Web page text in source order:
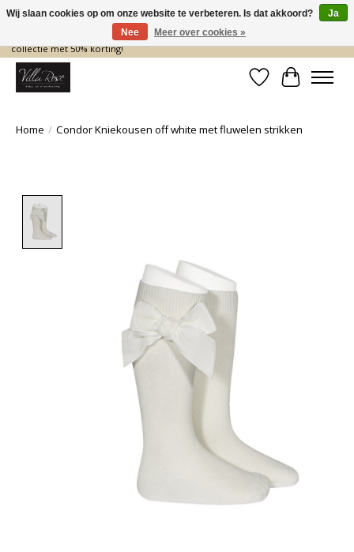
De nieuwe collectie komt eraan… en wij maken ruimte! Shop nu de zomer
collectie met 50% korting!
Verlanglijst
Home / Condor Kniekousen off white met fluwelen strikken
Wij slaan cookies op om onze website te verbeteren. Is dat akkoord?
Ja
Nee
Meer over cookies »